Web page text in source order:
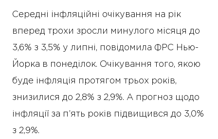
Середні інфляційні очікування на рік
вперед трохи зросли минулого місяця до
3,6% з 3,5% у липні, повідомила ФРС Нью-
Йорка в понеділок. Очікування того, якою
буде інфляція протягом трьох років,
знизилися до 2,8% з 2,9%. А прогноз щодо
інфляції за п’ять років підвищився до 3,0%
з 2,9%.